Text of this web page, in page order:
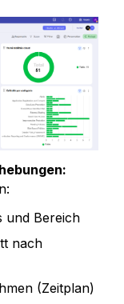
und Bereich
nach
(Zeitplan)